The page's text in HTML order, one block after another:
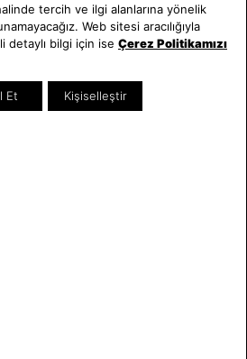
İndirimliler
Online Özel
Hediye Kartı
WhatsApp
tercih ve ilgi alanlarına yönelik
Web sitesi aracılığıyla
detaylı bilgi için ise Çerez Politikamızı
Et Kişiselleştir